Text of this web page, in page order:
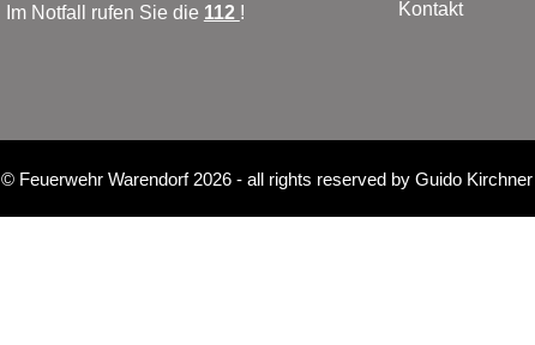
Im Notfall rufen Sie die 112 !
Kontakt
© Feuerwehr Warendorf 2026- all rights reserved by Guido Kirchner